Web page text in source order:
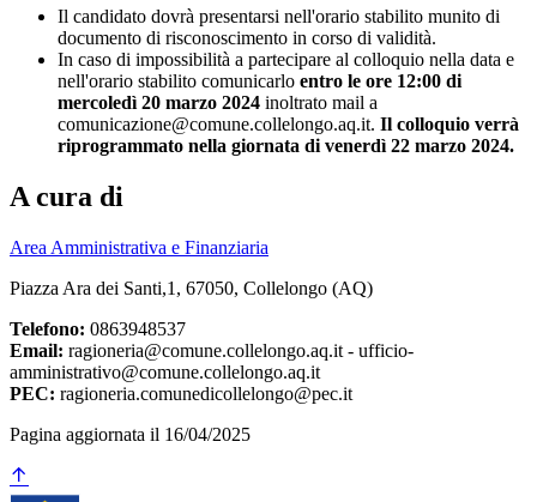
Il candidato dovrà presentarsi nell'orario stabilito munito di
documento di risconoscimento in corso di validità.
In caso di impossibilità a partecipare al colloquio nella data e
nell'orario stabilito comunicarlo entro le ore 12:00 di
mercoledì 20 marzo 2024 inoltrato mail a
comunicazione@comune.collelongo.aq.it. Il colloquio verrà
riprogrammato nella giornata di venerdì 22 marzo 2024.
A cura di
Area Amministrativa e Finanziaria
Piazza Ara dei Santi,1, 67050, Collelongo (AQ)
Telefono: 0863948537
Email: ragioneria@comune.collelongo.aq.it - ufficio-
amministrativo@comune.collelongo.aq.it
PEC: ragioneria.comunedicollelongo@pec.it
Pagina aggiornata il 16/04/2025